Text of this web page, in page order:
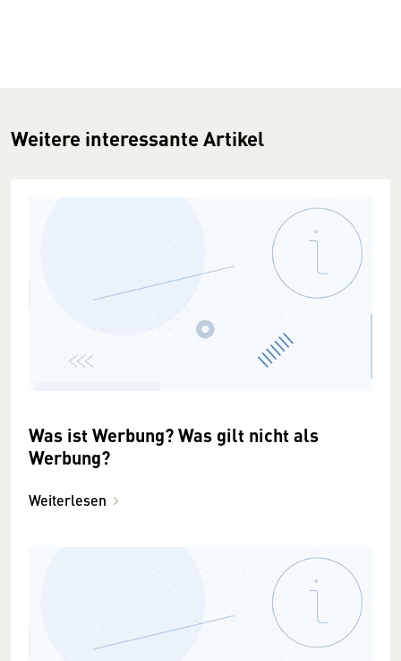
Weitere interessante Artikel
Was ist Werbung? Was gilt nicht als
Werbung?
Weiterlesen